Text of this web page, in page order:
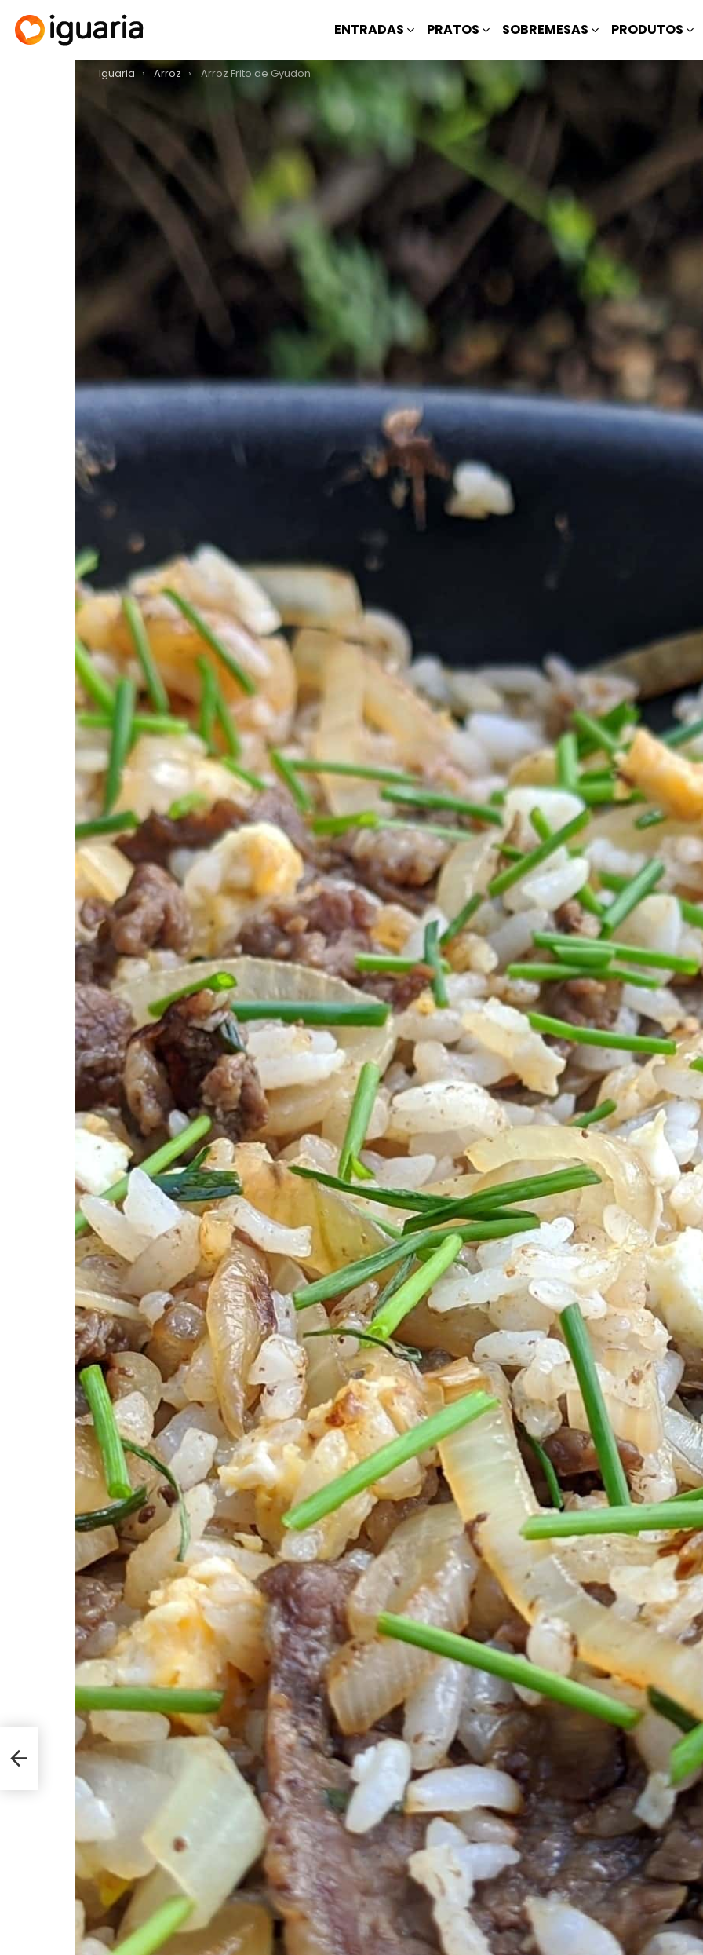
ENTRADAS PRATOS SOBREMESAS PRODUTOS
You are here:
Iguaria Arroz Arroz Frito de Gyudon